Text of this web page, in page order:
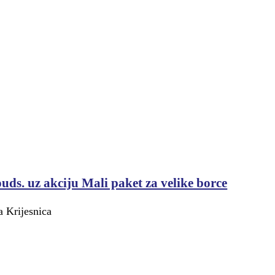
uz akciju Mali paket za velike borce
Krijesnica